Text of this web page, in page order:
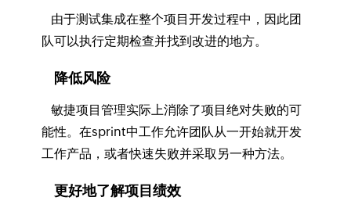
由于测试集成在整个项目开发过程中，因此团
队可以执行定期检查并找到改进的地方。
降低风险
敏捷项目管理实际上消除了项目绝对失败的可
能性。在sprint中工作允许团队从一开始就开发
工作产品，或者快速失败并采取另一种方法。
更好地了解项目绩效